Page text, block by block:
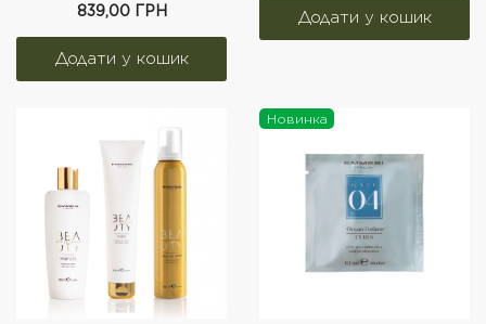
839,00 ГРН
Новинка